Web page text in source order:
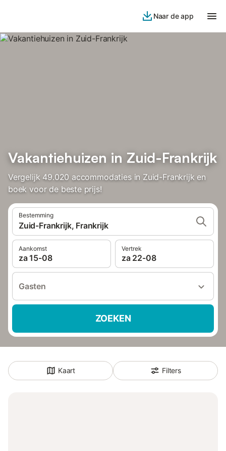
Naar de app
Vakantiehuizen in Zuid-Frankrijk
Vergelijk 49.020 accommodaties in Zuid-Frankrijk en
boek voor de beste prijs!
Bestemming
Zuid-Frankrijk, Frankrijk
Aankomst
za 15-08
Vertrek
za 22-08
Gasten
ZOEKEN
Kaart Filters